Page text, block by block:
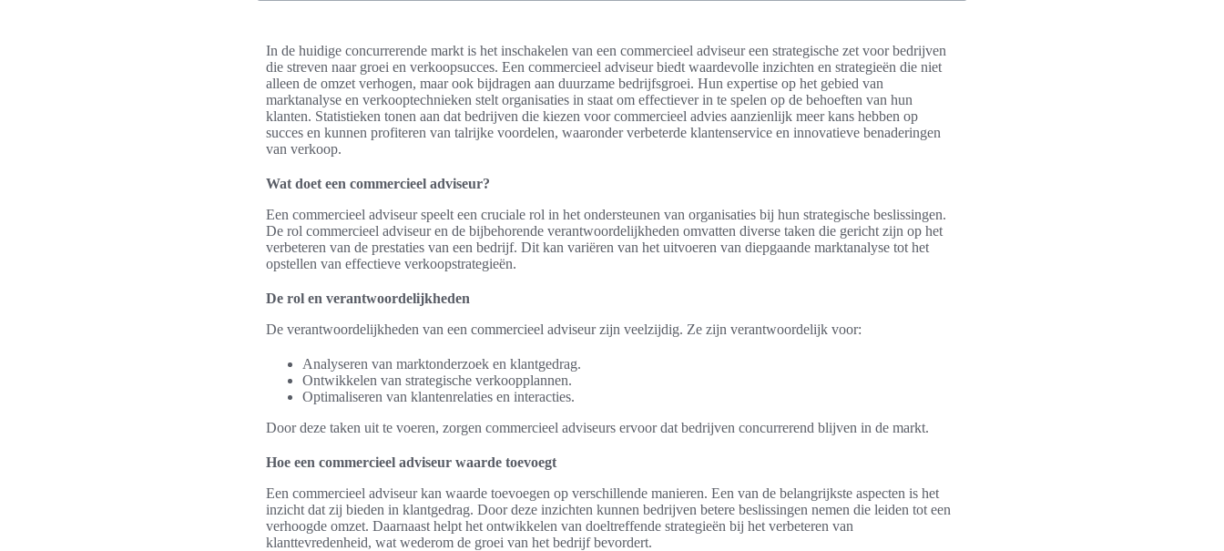
In de huidige concurrerende markt is het inschakelen van een commercieel adviseur een strategische zet voor bedrijven
die streven naar groei en verkoopsucces. Een commercieel adviseur biedt waardevolle inzichten en strategieën die niet
alleen de omzet verhogen, maar ook bijdragen aan duurzame bedrijfsgroei. Hun expertise op het gebied van
marktanalyse en verkooptechnieken stelt organisaties in staat om effectiever in te spelen op de behoeften van hun
klanten. Statistieken tonen aan dat bedrijven die kiezen voor commercieel advies aanzienlijk meer kans hebben op
succes en kunnen profiteren van talrijke voordelen, waaronder verbeterde klantenservice en innovatieve benaderingen
van verkoop.
Wat doet een commercieel adviseur?
Een commercieel adviseur speelt een cruciale rol in het ondersteunen van organisaties bij hun strategische beslissingen.
De rol commercieel adviseur en de bijbehorende verantwoordelijkheden omvatten diverse taken die gericht zijn op het
verbeteren van de prestaties van een bedrijf. Dit kan variëren van het uitvoeren van diepgaande marktanalyse tot het
opstellen van effectieve verkoopstrategieën.
De rol en verantwoordelijkheden
De verantwoordelijkheden van een commercieel adviseur zijn veelzijdig. Ze zijn verantwoordelijk voor:
Analyseren van marktonderzoek en klantgedrag.
Ontwikkelen van strategische verkoopplannen.
Optimaliseren van klantenrelaties en interacties.
Door deze taken uit te voeren, zorgen commercieel adviseurs ervoor dat bedrijven concurrerend blijven in de markt.
Hoe een commercieel adviseur waarde toevoegt
Een commercieel adviseur kan waarde toevoegen op verschillende manieren. Een van de belangrijkste aspecten is het
inzicht dat zij bieden in klantgedrag. Door deze inzichten kunnen bedrijven betere beslissingen nemen die leiden tot een
verhoogde omzet. Daarnaast helpt het ontwikkelen van doeltreffende strategieën bij het verbeteren van
klanttevredenheid, wat wederom de groei van het bedrijf bevordert.